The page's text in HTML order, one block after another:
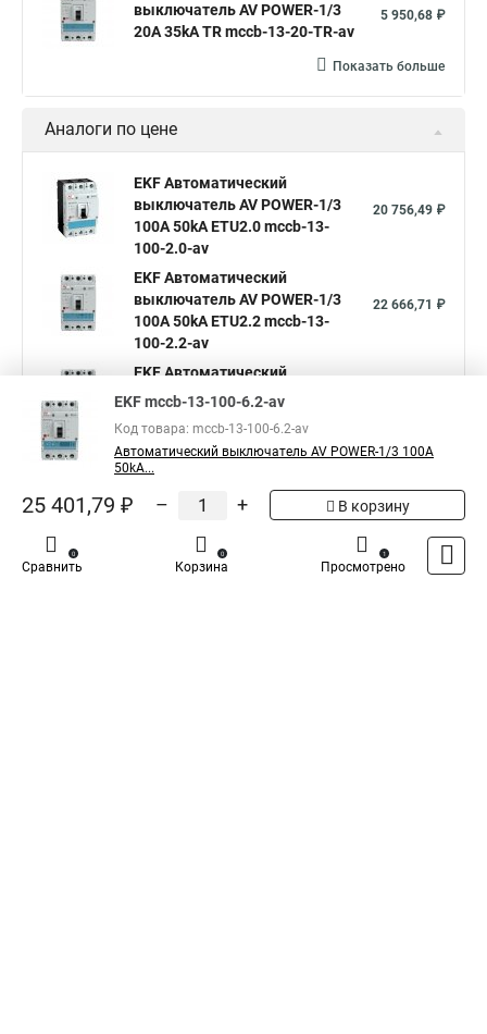
выключатель AV POWER-1/3
20А 35kA TR mccb-13-20-TR-av
5 950,68 ₽
Показать больше
Аналоги по цене
EKF Автоматический
выключатель AV POWER-1/3
100А 50kA ETU2.0 mccb-13-
100-2.0-av
20 756,49 ₽
EKF Автоматический
выключатель AV POWER-1/3
100А 50kA ETU2.2 mccb-13-
100-2.2-av
22 666,71 ₽
EKF Автоматический
выключатель AV POWER-1/3
100-6.0-av
Написать отзыв
Общая оценка товара: 5
EKF mccb-13-100-6.2-av
Код товара: mccb-13-100-6.2-av
Автоматический выключатель AV POWER-1/3 100А
50kA...
25 401,79 ₽ – + В корзину
Сравнить
0
Корзина
0
Просмотрено
1